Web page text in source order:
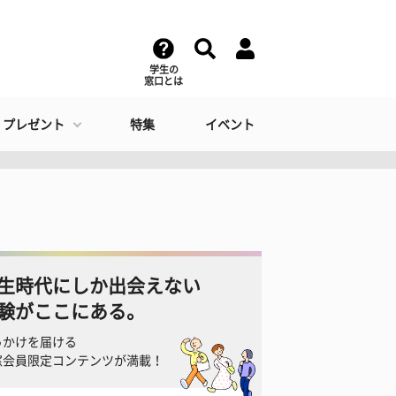
学生の
窓口とは
レゼント 特集 イベント
時代にしか出会えない
がここにある。
かけを届ける
員限定コンテンツが満載！